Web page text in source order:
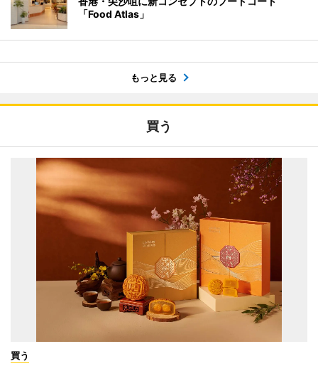
「Food Atlas」
もっと見る
買う
買う